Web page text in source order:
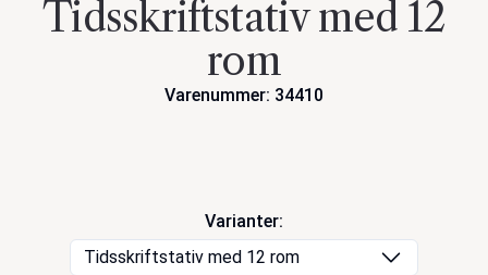
Tidsskriftstativ med 12
rom
Varenummer: 34410
Varianter:
Tidsskriftstativ med 12 rom